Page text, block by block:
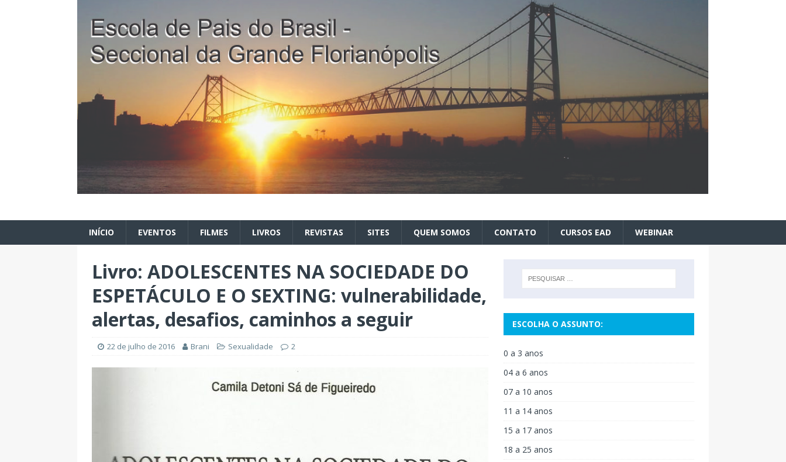
INÍCIO EVENTOS FILMES LIVROS REVISTAS SITES QUEM SOMOS CONTATO CURSOS EAD WEBINAR
Livro: ADOLESCENTES NA SOCIEDADE DO
ESPETÁCULO E O SEXTING: vulnerabilidade,
alertas, desafios, caminhos a seguir
22 de julho de 2016 Brani Sexualidade 2
ESCOLHA O ASSUNTO:
0 a 3 anos
04 a 6 anos
07 a 10 anos
11 a 14 anos
15 a 17 anos
18 a 25 anos